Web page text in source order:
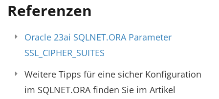
Referenzen
Oracle 23ai SQLNET.ORA Parameter
SSL_CIPHER_SUITES
Weitere Tipps für eine sicher Konfiguration
im SQLNET.ORA finden Sie im Artikel